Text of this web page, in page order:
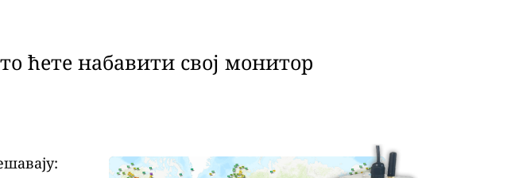
ћете набавити свој монитор